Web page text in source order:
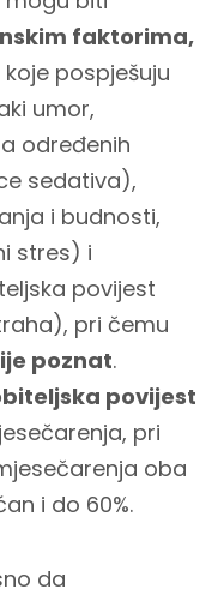
faktorima,
pospješuju
umor,
određenih
sedativa),
i budnosti,
stres) i
povijest
pri čemu
poznat.
povijest
pri
oba
i do 60%.
da